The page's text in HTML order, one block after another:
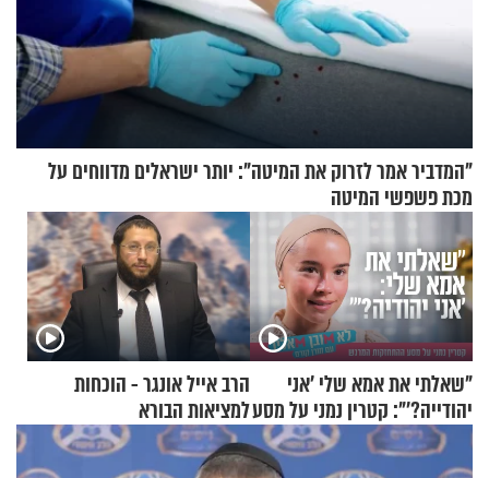
"המדביר אמר לזרוק את המיטה": יותר ישראלים מדווחים על
מכת פשפשי המיטה
"שאלתי את אמא שלי 'אני
יהודייה?'": קטרין נמני על מסע
ההתחזקות המרגש
הרב אייל אונגר - הוכחות
למציאות הבורא